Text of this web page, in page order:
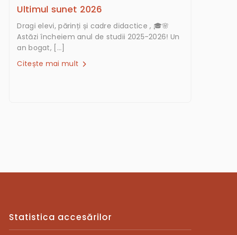
Ultimul sunet 2026
Dragi elevi, părinți și cadre didactice , 🎓🌸
Astăzi încheiem anul de studii 2025-2026! Un
an bogat, […]
Citește mai mult
Statistica accesărilor